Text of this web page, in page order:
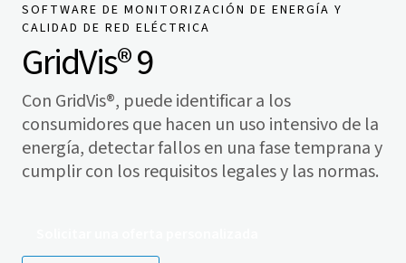
SOFTWARE DE MONITORIZACIÓN DE ENERGÍA Y
CALIDAD DE RED ELÉCTRICA
GridVis® 9
Con GridVis®, puede identificar a los
consumidores que hacen un uso intensivo de la
energía, detectar fallos en una fase temprana y
cumplir con los requisitos legales y las normas.